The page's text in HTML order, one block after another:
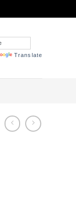
Translate